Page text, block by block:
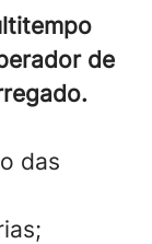
de
das